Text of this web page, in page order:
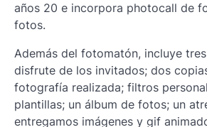
años 20 e incorpora photocall de
fotos.
Además del fotomatón, incluye
disfrute de los invitados; dos
fotografía realizada; filtros
plantillas; un álbum de fotos; un
entregamos imágenes y gif